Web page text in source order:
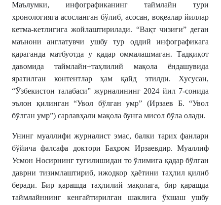
Маълумки, инфографиканинг таймлайн тури
хронологияга асосланган бўлиб, асосан, воқеалар йиллар
кетма-кетлигига жойлаштирилади. “Вақт чизиғи” деган
маънони англатувчи ушбу тур оддий инфографикага
қараганда матбуотда у қадар оммалашмаган. Тадқиқот
давомида таймлайн+таҳлилий мақола ёндашувида
яратилган контентлар ҳам қайд этилди. Хусусан,
“Ўзбекистон талабаси” журналининг 2024 йил 7-сонида
эълон қилинган “Увол бўлган умр” (Ирзаев Б. “Увол
бўлган умр”) сарлавҳали мақола бунга мисол бўла олади.
Унинг муаллифи журналист эмас, балки тарих фанлари
бўйича фалсафа доктори Баҳром Ирзаевдир. Муаллиф
Усмон Носирнинг туғилишидан то ўлимига қадар бўлган
даврни тизимлаштириб, ижодкор ҳаётини таҳлил қилиб
беради. Бир қарашда таҳлилий мақолага, бир қарашда
таймлайннинг кенгайтирилган шаклига ўхшаш ушбу